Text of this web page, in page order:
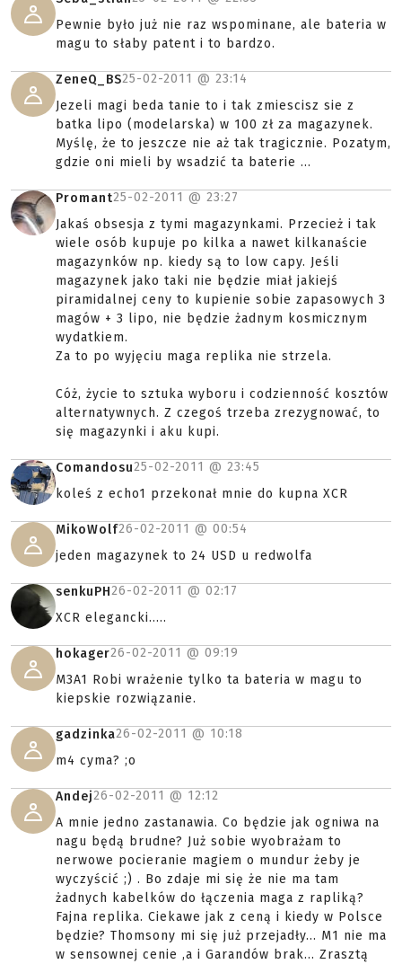
Pewnie było już nie raz wspominane, ale bateria w
magu to słaby patent i to bardzo.
ZeneQ_BS25-02-2011 @ 23:14
Jezeli magi beda tanie to i tak zmiescisz sie z
batka lipo (modelarska) w 100 zł za magazynek.
Myślę, że to jeszcze nie aż tak tragicznie. Pozatym,
gdzie oni mieli by wsadzić ta baterie ...
Promant25-02-2011 @ 23:27
Jakaś obsesja z tymi magazynkami. Przecież i tak
wiele osób kupuje po kilka a nawet kilkanaście
magazynków np. kiedy są to low capy. Jeśli
magazynek jako taki nie będzie miał jakiejś
piramidalnej ceny to kupienie sobie zapasowych 3
magów + 3 lipo, nie będzie żadnym kosmicznym
wydatkiem.
Za to po wyjęciu maga replika nie strzela.
Cóż, życie to sztuka wyboru i codzienność kosztów
alternatywnych. Z czegoś trzeba zrezygnować, to
się magazynki i aku kupi.
Comandosu25-02-2011 @ 23:45
koleś z echo1 przekonał mnie do kupna XCR
MikoWolf26-02-2011 @ 00:54
jeden magazynek to 24 USD u redwolfa
senkuPH26-02-2011 @ 02:17
XCR elegancki.....
hokager26-02-2011 @ 09:19
M3A1 Robi wrażenie tylko ta bateria w magu to
kiepskie rozwiązanie.
gadzinka26-02-2011 @ 10:18
m4 cyma? ;o
Andej26-02-2011 @ 12:12
A mnie jedno zastanawia. Co będzie jak ogniwa na
nagu będą brudne? Już sobie wyobrażam to
nerwowe pocieranie magiem o mundur żeby je
wyczyścić ;) . Bo zdaje mi się że nie ma tam
żadnych kabelków do łączenia maga z rapliką?
Fajna replika. Ciekawe jak z ceną i kiedy w Polsce
będzie? Thomsony mi się już przejadły... M1 nie ma
w sensownej cenie ,a i Garandów brak... Zrasztą